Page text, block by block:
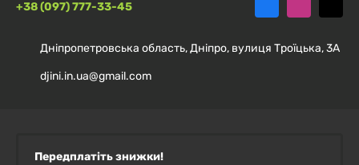
капсул
Ламінарія морська капуста Kelp
Seaweed Solaray 550 мг 100 капсул
+38 (097) 777-33-45
Дніпропетровська область, Дніпро, вулиця Троїцька, 3А
djini.in.ua@gmail.com
Передплатіть знижки!